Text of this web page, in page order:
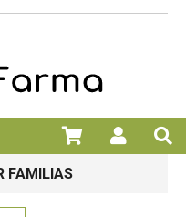
FAMILIAS